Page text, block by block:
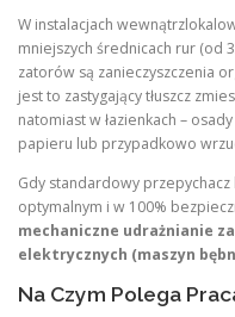
W instalacjach
mniejszych średnicach rur (od
zatorów są zanieczyszczenia
jest to zastygający tłuszcz
natomiast w łazienkach –
papieru lub przypadkowo
Gdy standardowy
optymalnym i w 100%
mechaniczne udrażnianie
elektrycznych (maszyn
Na Czym Polega